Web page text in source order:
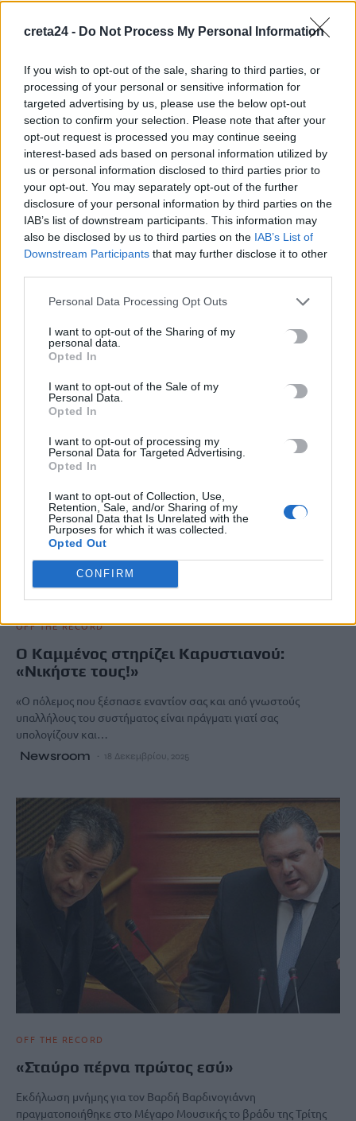
creta24 - Do Not Process My Personal Information
If you wish to opt-out of the sale, sharing to third parties, or
processing of your personal or sensitive information for
targeted advertising by us, please use the below opt-out
section to confirm your selection. Please note that after your
opt-out request is processed you may continue seeing
interest-based ads based on personal information utilized by
us or personal information disclosed to third parties prior to
your opt-out. You may separately opt-out of the further
disclosure of your personal information by third parties on the
IAB’s list of downstream participants. This information may
also be disclosed by us to third parties on the IAB’s List of
Downstream Participants that may further disclose it to other
Personal Data Processing Opt Outs
I want to opt-out of the Sharing of my
personal data.
Opted In
I want to opt-out of the Sale of my
Personal Data.
Opted In
I want to opt-out of processing my
Personal Data for Targeted Advertising.
Opted In
I want to opt-out of Collection, Use,
Retention, Sale, and/or Sharing of my
Personal Data that Is Unrelated with the
Purposes for which it was collected.
Opted Out
CONFIRM
OFF THE RECORD
τα παιδιά του
Με μια φωτογραφία και ένα σκίτσο που ανάρτησε στο Instagram
ευχήθηκε φέτος «καλά Χριστούγεννα» ο Πάνος Καμμένος. Στη…
OFF THE RECORD
Ο Καμμένος στηρίζει Καρυστιανού:
«Νικήστε τους!»
«Ο πόλεμος που ξέσπασε εναντίον σας και από γνωστούς
υπαλλήλους του συστήματος είναι πράγματι γιατί σας
υπολογίζουν και…
Newsroom 18 Δεκεμβρίου, 2025
OFF THE RECORD
«Σταύρο πέρνα πρώτος εσύ»
Εκδήλωση μνήμης για τον Βαρδή Βαρδινογιάννη
πραγματοποιήθηκε στο Μέγαρο Μουσικής το βράδυ της Τρίτης